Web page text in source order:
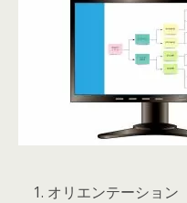
1. オリエンテーション